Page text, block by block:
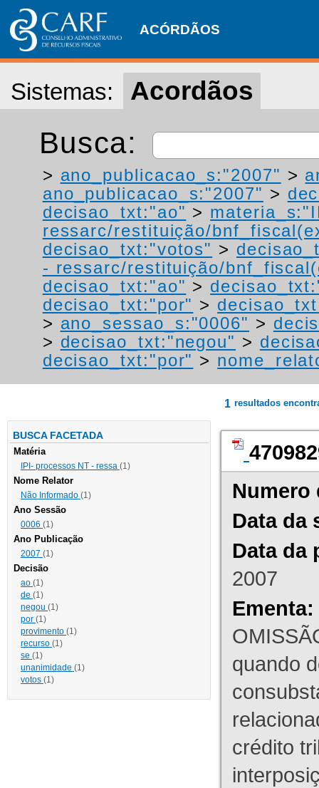
ACÓRDÃOS
Sistemas: Acordãos
Busca:
> ano_publicacao_s:"2007" >
ano_publicacao_s:"2007" >
decisao_txt:"ao" >
ressarc/restituição/
decisao_txt:"votos" >
- ressarc/restituição/
decisao_txt:"ao" >
decisao_txt:"por" >
> ano_sessao_s:"0006" >
> decisao_txt:"negou" >
decisao_txt:"por" >
BUSCA FACETADA
Matéria
IPI- processos NT - ressa (1)
Nome Relator
Não Informado (1)
Ano Sessão
0006 (1)
Ano Publicação
2007 (1)
Decisão
ao (1)
de (1)
negou (1)
por (1)
provimento (1)
recurso (1)
se (1)
unanimidade (1)
votos (1)
1 resultados
Numero
Data da
Data da
2007
Ementa:
quando
crédito